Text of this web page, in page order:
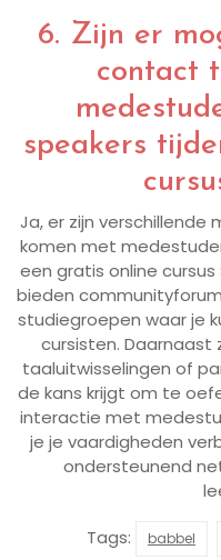
6. Zijn er
contact
speakers
Ja, er zijn
komen met
een gratis online
bieden
studiegroepen waar je
cursisten. Daarnaast
taaluitwisselingen of
de kans krijgt om te
interactie met
je je vaardigheden
ondersteunend
Tags:
babbel